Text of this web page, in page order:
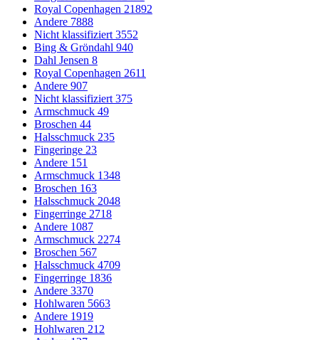
Royal Copenhagen 21892
Andere 7888
Nicht klassifiziert 3552
Bing & Gröndahl 940
Dahl Jensen 8
Royal Copenhagen 2611
Andere 907
Nicht klassifiziert 375
Armschmuck 49
Broschen 44
Halsschmuck 235
Fingeringe 23
Andere 151
Armschmuck 1348
Broschen 163
Halsschmuck 2048
Fingerringe 2718
Andere 1087
Armschmuck 2274
Broschen 567
Halsschmuck 4709
Fingerringe 1836
Andere 3370
Hohlwaren 5663
Andere 1919
Hohlwaren 212